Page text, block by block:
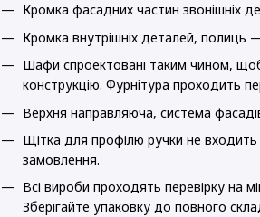
Кромка фасадних частин звонішніх
Кромка внутрішніх деталей, полиць
Шафи спроектовані таким чином, щоб
конструкцію. Фурнітура проходить
Верхня направляюча, система
Щітка для профілю ручки не
замовлення.
Всі вироби проходять перевірку на
Зберігайте упаковку до повного